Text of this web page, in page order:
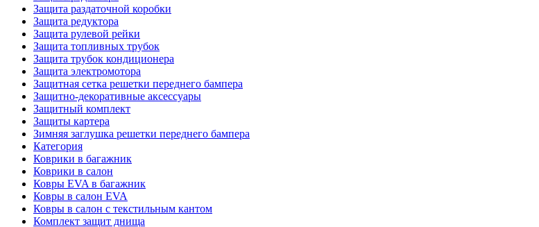
Защита раздаточной коробки
Защита редуктора
Защита рулевой рейки
Защита топливных трубок
Защита трубок кондиционера
Защита электромотора
Защитная сетка решетки переднего бампера
Защитно-декоративные аксессуары
Защитный комплект
Защиты картера
Зимняя заглушка решетки переднего бампера
Категория
Коврики в багажник
Коврики в салон
Ковры EVA в багажник
Ковры в салон EVA
Ковры в салон с текстильным кантом
Комплект защит днища